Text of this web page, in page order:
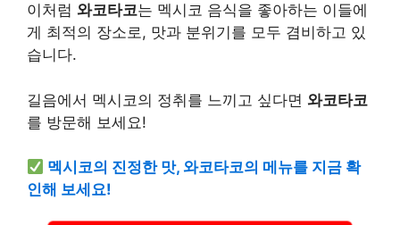
이처럼 와코타코는 멕시코 음식을 좋아하는 이들에
게 최적의 장소로, 맛과 분위기를 모두 겸비하고 있
습니다.
길음에서 멕시코의 정취를 느끼고 싶다면 와코타코
를 방문해 보세요!
멕시코의 진정한 맛, 와코타코의 메뉴를 지금 확
인해 보세요!